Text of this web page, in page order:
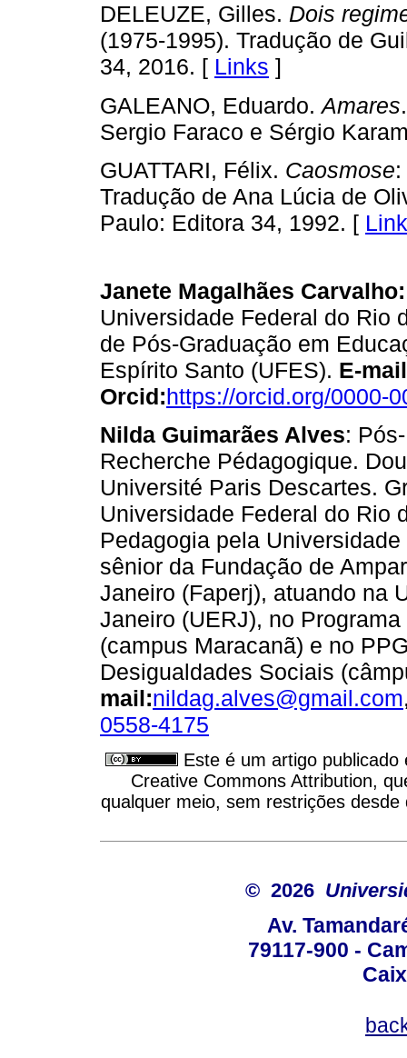
DELEUZE, Gilles. Dois
(1975-1995). Tradução de
34, 2016. [ Links ]
GALEANO, Eduardo. Amares
Sergio Faraco e Sérgio
GUATTARI, Félix. Caosmose
Tradução de Ana Lúcia de
Paulo: Editora 34, 1992. [
Janete Magalhães Carvalho:
Universidade Federal do Rio
de Pós-Graduação em
Espírito Santo (UFES). E-
Orcid:https://orcid.org/0000-
Nilda Guimarães Alves:
Recherche Pédagogique.
Université Paris Descartes.
Universidade Federal do Rio
Pedagogia pela
sênior da Fundação de
Janeiro (Faperj), atuando na
Janeiro (UERJ), no
(campus Maracanã) e no
Desigualdades Sociais
mail:nildag.alves@gmail.com
0558-4175
Este é um artigo
Creative Commons Attribution,
qualquer meio, sem restrições
© 2026
Av.
79117-900 -